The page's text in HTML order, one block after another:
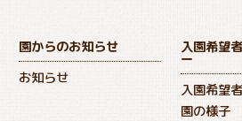
園からのお知らせ
お知らせ
入園希望
ー
入園希望
園の様子